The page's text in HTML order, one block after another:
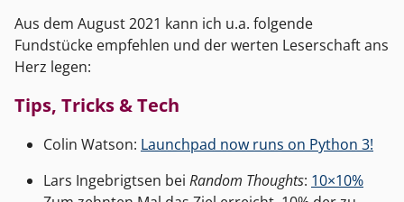
Aus dem August 2021 kann ich u.a. folgende
Fundstücke empfehlen und der werten Leserschaft ans
Herz legen:
Tips, Tricks & Tech
Colin Watson: Launchpad now runs on Python 3!
Lars Ingebrigtsen bei Random Thoughts: 10×10%